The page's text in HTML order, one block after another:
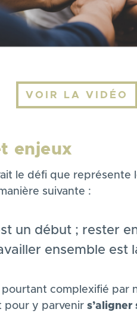
VOIR LA VIDÉO
enjeux
le défi que représente
suivante :
un début ; rester
ensemble est
pourtant complexifié par
pour y parvenir